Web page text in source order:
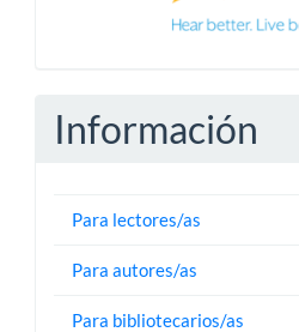
Información
Para lectores/as
Para autores/as
Para bibliotecarios/as